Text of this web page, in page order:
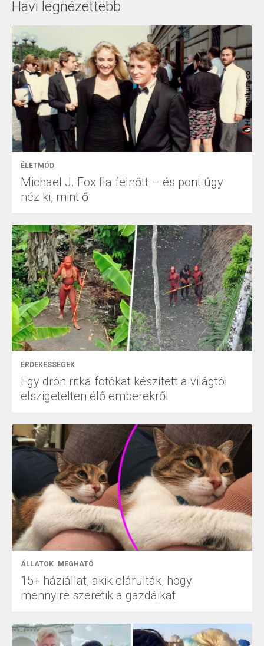
Havi legnézettebb
ÉLETMÓD
Michael J. Fox fia felnőtt – és pont úgy
néz ki, mint ő
ÉRDEKESSÉGEK
Egy drón ritka fotókat készített a világtól
elszigetelten élő emberekről
ÁLLATOK MEGHATÓ
15+ háziállat, akik elárulták, hogy
mennyire szeretik a gazdáikat